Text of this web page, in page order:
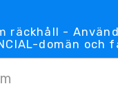
räckhåll -
domän och